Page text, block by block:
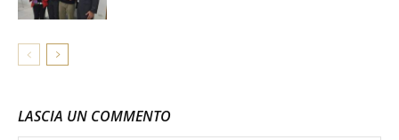
LASCIA UN COMMENTO